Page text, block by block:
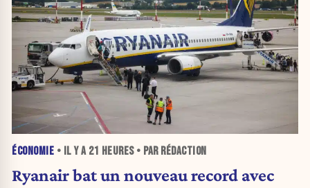
ÉCONOMIE • IL Y A 21 HEURES• PAR RÉDACTION
Ryanair bat un nouveau record avec